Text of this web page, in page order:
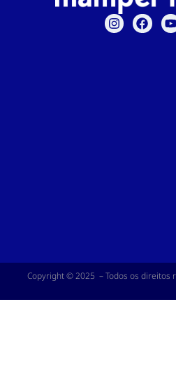
Copyright © 2025 – Todos os direitos